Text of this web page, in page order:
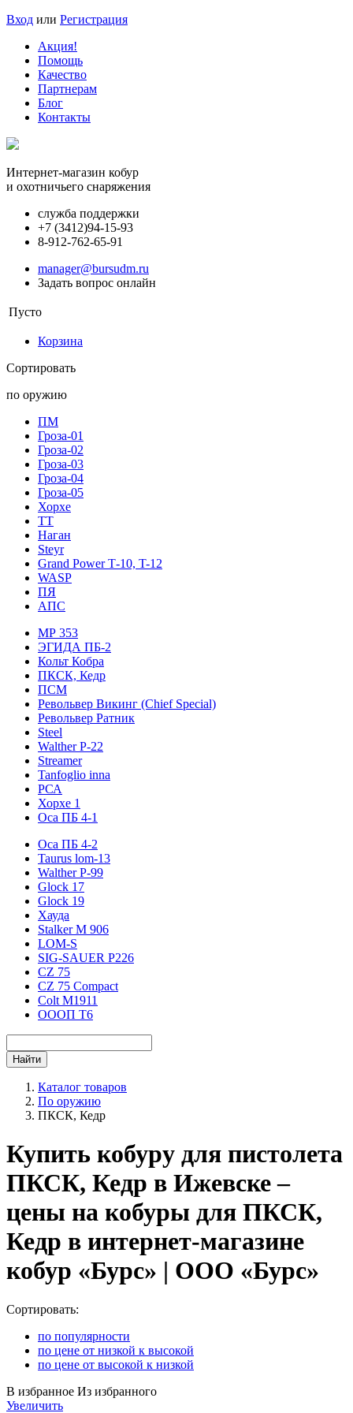
Вход или Регистрация
Акция!
Помощь
Качество
Партнерам
Блог
Контакты
Интернет-магазин кобур
и охотничьего снаряжения
служба поддержки
+7 (3412)94-15-93
8-912-762-65-91
manager@bursudm.ru
Задать вопрос онлайн
Пусто
Корзина
Сортировать
по оружию
ПМ
Гроза-01
Гроза-02
Гроза-03
Гроза-04
Гроза-05
Хорхе
ТТ
Наган
Steyr
Grand Power Т-10, T-12
WASP
ПЯ
АПС
МР 353
ЭГИДА ПБ-2
Кольт Кобра
ПКСК, Кедр
ПСМ
Револьвер Викинг (Chief Special)
Револьвер Ратник
Steel
Walther P-22
Streamer
Tanfoglio inna
РСА
Хорхе 1
Оса ПБ 4-1
Оса ПБ 4-2
Taurus lom-13
Walther P-99
Glock 17
Glock 19
Хауда
Stalker М 906
LOM-S
SIG-SAUER P226
CZ 75
CZ 75 Compact
Colt M1911
ОООП Т6
Каталог товаров
По оружию
ПКСК, Кедр
Купить кобуру для пистолета
ПКСК, Кедр в Ижевске –
цены на кобуры для ПКСК,
Кедр в интернет-магазине
кобур «Бурс» | ООО «Бурс»
Сортировать:
по популярности
по цене от низкой к высокой
по цене от высокой к низкой
В избранное Из избранного
Увеличить